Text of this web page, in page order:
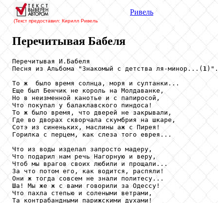
(Текст предоставил: Кирилл Ривель
Ривель
Перечитывая Бабеля
Перечитывая И.Бабеля
Песня из Альбома "Знакомый с детства ля-минор...( 1
То ж  было время солнца, моря и султанки...
Еще был Бенчик не король на Молдаванке,
Но в неизменной канотье и с папиросой,
Что покупал у балаклавского пиндоса!
То ж было время, что дверей не закрывали,
Где во дворах скворчала скумбрия на шкаре,
Сотэ из синеньких, маслины аж с Пирея!
Горилка с перцем, как слеза того еврея...
Что из воды изделал запросто мадеру,
Что подарил нам речь Нагорную и веру,
Чтоб мы врагов своих любили и прощали...
За что потом его, как водится, распяли!
Они ж тогда совсем не знали политесу...
Ша! Мы же ж с вами говорили за Одессу!
Что пахла степью и солеными ветрами,
Та контрабандными парижскими духами!